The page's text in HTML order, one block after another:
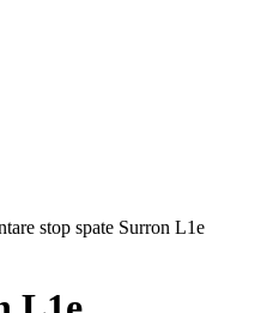
stop spate Surron L1e